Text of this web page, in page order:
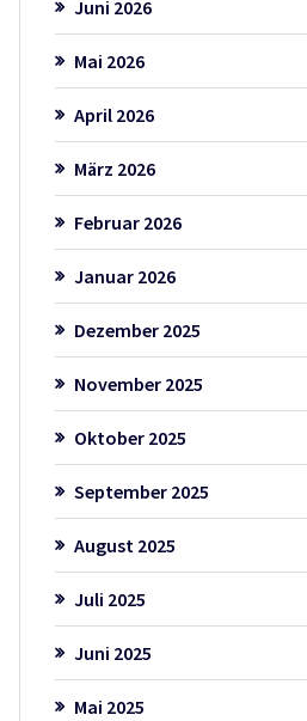
Juni 2026
Mai 2026
April 2026
März 2026
Februar 2026
Januar 2026
Dezember 2025
November 2025
Oktober 2025
September 2025
August 2025
Juli 2025
Juni 2025
Mai 2025